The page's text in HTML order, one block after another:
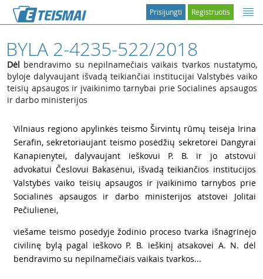
Registruotis
Prisijungti
BYLA 2-4235-522/2018
Dėl bendravimo su nepilnamečiais vaikais tvarkos nustatymo,
byloje dalyvaujant išvadą teikiančiai institucijai Valstybės vaiko
teisių apsaugos ir įvaikinimo tarnybai prie Socialinės apsaugos
ir darbo ministerijos
Vilniaus regiono apylinkės teismo Širvintų rūmų teisėja Irina
Serafin, sekretoriaujant teismo posėdžių sekretorei Dangyrai
Kanapienytei, dalyvaujant ieškovui P. B. ir jo atstovui
advokatui Česlovui Bakasėnui, išvadą teikiančios institucijos
Valstybės vaiko teisių apsaugos ir įvaikinimo tarnybos prie
Socialinės apsaugos ir darbo ministerijos atstovei Jolitai
Pečiulienei,
viešame teismo posėdyje žodinio proceso tvarka išnagrinėjo
civilinę bylą pagal ieškovo P. B. ieškinį atsakovei A. N. dėl
bendravimo su nepilnamečiais vaikais tvarkos...